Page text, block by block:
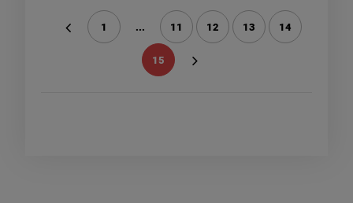
1 ... 11 12 13 14
15